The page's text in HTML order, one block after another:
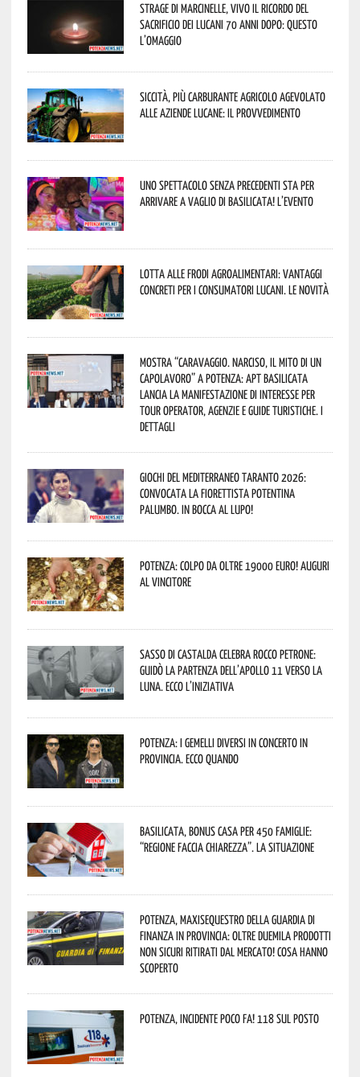
Strage di Marcinelle, vivo il ricordo del
sacrificio dei lucani 70 anni dopo: questo
l’omaggio
Siccità, più carburante agricolo agevolato
alle aziende lucane: il provvedimento
Uno spettacolo senza precedenti sta per
arrivare a Vaglio di Basilicata! L’evento
Lotta alle frodi agroalimentari: vantaggi
concreti per i consumatori lucani. Le novità
Mostra “Caravaggio. Narciso, il mito di un
capolavoro” a Potenza: APT Basilicata
lancia la manifestazione di interesse per
Tour Operator, Agenzie e Guide Turistiche. I
dettagli
Giochi del Mediterraneo Taranto 2026:
convocata la fiorettista potentina
Palumbo. In bocca al lupo!
Potenza: colpo da oltre 19000 Euro! Auguri
al vincitore
Sasso di Castalda celebra Rocco Petrone:
guidò la partenza dell’Apollo 11 verso la
Luna. Ecco l’iniziativa
Potenza: i Gemelli DiVersi in concerto in
provincia. Ecco quando
Basilicata, Bonus casa per 450 famiglie:
“Regione faccia chiarezza”. La situazione
Potenza, maxisequestro della Guardia di
Finanza in provincia: oltre duemila prodotti
non sicuri ritirati dal mercato! Cosa hanno
scoperto
Potenza, incidente poco fa! 118 sul posto